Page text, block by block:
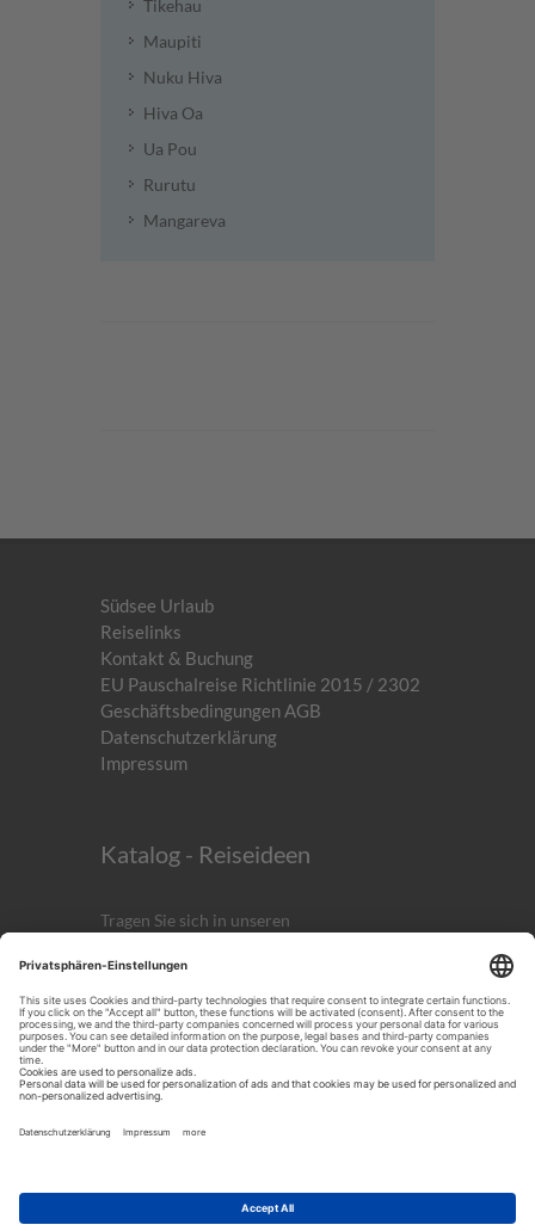
Tikehau
Maupiti
Nuku Hiva
Hiva Oa
Ua Pou
Rurutu
Mangareva
Südsee Urlaub
Reiselinks
Kontakt & Buchung
EU Pauschalreise Richtlinie 2015 / 2302
Geschäftsbedingungen AGB
Datenschutzerklärung
Impressum
Katalog - Reiseideen
Tragen Sie sich in unseren
ICH AKZEPTIERST DIE
DATENSCHUTZERKLÄRUNG.